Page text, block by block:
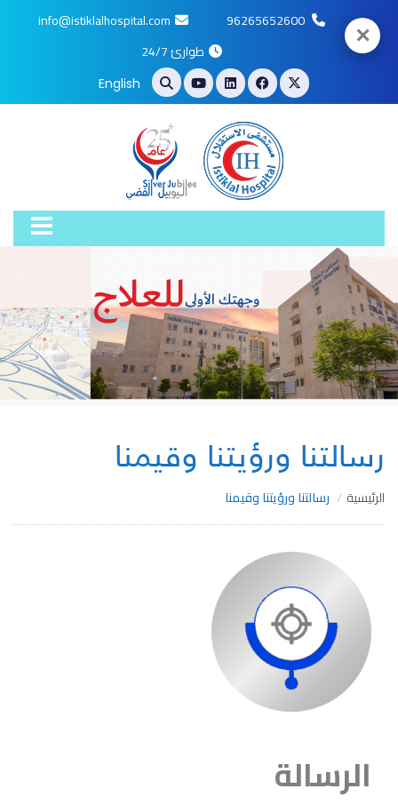
96265652600
info@istiklalhospital.com
طوارئ 24/7
English
رسالتنا ورؤيتنا وقيمنا
الرئيسية رسالتنا ورؤيتنا وقيمنا
الرسالة
✕